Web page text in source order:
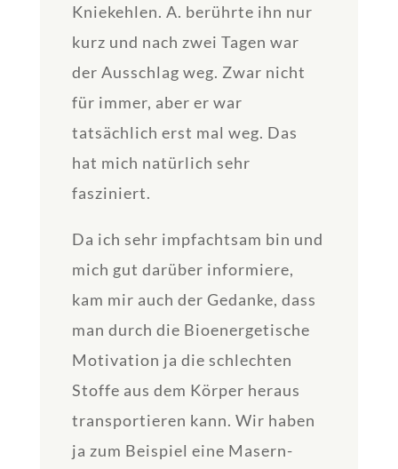
Kniekehlen. A. berührte ihn nur
kurz und nach zwei Tagen war
der Ausschlag weg. Zwar nicht
für immer, aber er war
tatsächlich erst mal weg. Das
hat mich natürlich sehr
fasziniert.
Da ich sehr impfachtsam bin und
mich gut darüber informiere,
kam mir auch der Gedanke, dass
man durch die Bioenergetische
Motivation ja die schlechten
Stoffe aus dem Körper heraus
transportieren kann. Wir haben
ja zum Beispiel eine Masern-